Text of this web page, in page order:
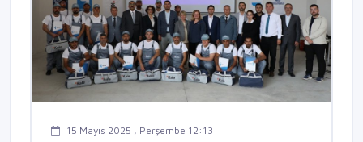
15 Mayıs 2025 , Perşembe 12:13